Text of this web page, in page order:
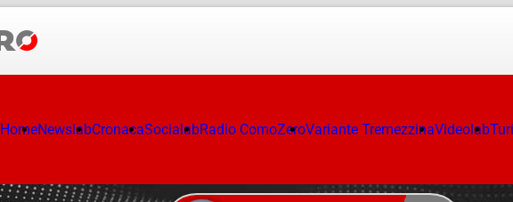
HomeNewslabCronacaSocialabRadio ComoZeroVariante TremezzinaVideolab